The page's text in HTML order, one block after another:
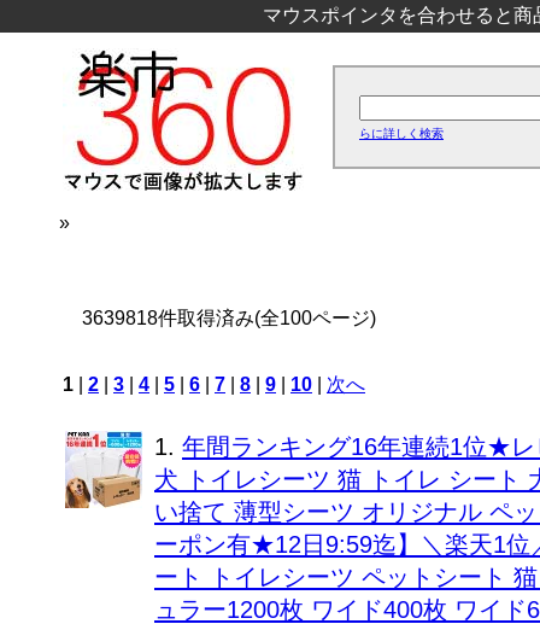
マウスポインタを合わせると
らに詳しく検索
»
3639818件取得済み(全100ページ)
1 2 3 4 5 6 7 8 9 10 次へ
1. 年間ランキング16年連続1位★
犬 トイレシーツ 猫 トイレ シート
い捨て 薄型シーツ オリジナル ペ
ーポン有★12日9:59迄】＼楽天1位
ート トイレシーツ ペットシート
ュラー1200枚 ワイド400枚 ワイ